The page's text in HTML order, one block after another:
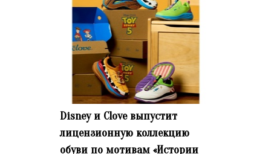
Disney и Clove выпустит
лицензионную коллекцию
обуви по мотивам «Истории